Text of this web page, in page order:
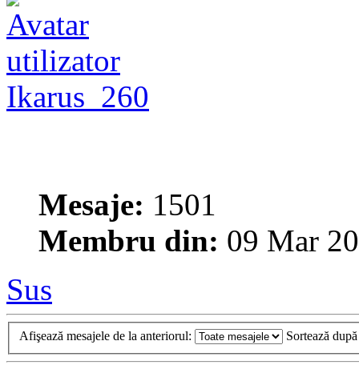
Ikarus_260
Mesaje: 1501
Membru din: 09 Mar
Sus
Afişează mesajele de la anteriorul: Sortează